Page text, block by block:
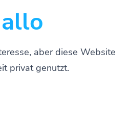
aber diese Website
privat genutzt.